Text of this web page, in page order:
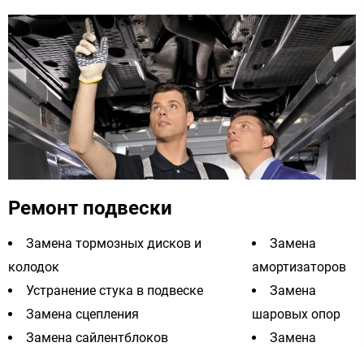
Ремонт подвески
Замена тормозных дисков и
колодок
Устранение стука в подвеске
Замена сцепления
Замена сайлентблоков
Замена
амортизаторов
Замена
шаровых опор
Замена